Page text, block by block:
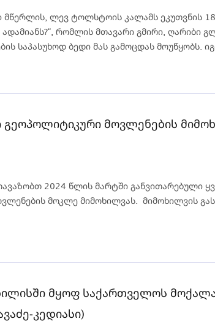
მწერლის, ლევ ტოლსტოის კალამს ეკუთვნის
რომლის მთავარი გმირი, ღარიბი
საპასუხოდ ბედი მას გამოცდას მოუწყობს.
გეოპოლიტიკური მოვლენების
2024 წლის მარტში განვითარებული
მოკლე მიმოხილვას. მიმოხილვის
მყოფ საქართველოს
კედიასი)